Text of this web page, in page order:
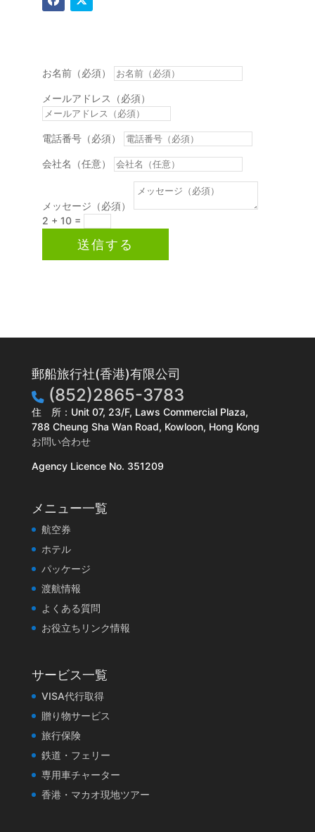
お名前（必須）
メールアドレス（必須）
電話番号（必須）
会社名（任意）
メッセージ（必須）
2 + 10=
送信する
郵船旅行社(香港)有限公司
(852)2865-3783
住 所：Unit 07, 23/F, Laws Commercial Plaza,
788 Cheung Sha Wan Road, Kowloon, Hong Kong
お問い合わせ
Agency Licence No. 351209
メニュー一覧
航空券
ホテル
パッケージ
渡航情報
よくある質問
お役立ちリンク情報
サービス一覧
VISA代行取得
贈り物サービス
旅行保険
鉄道・フェリー
専用車チャーター
香港・マカオ現地ツアー